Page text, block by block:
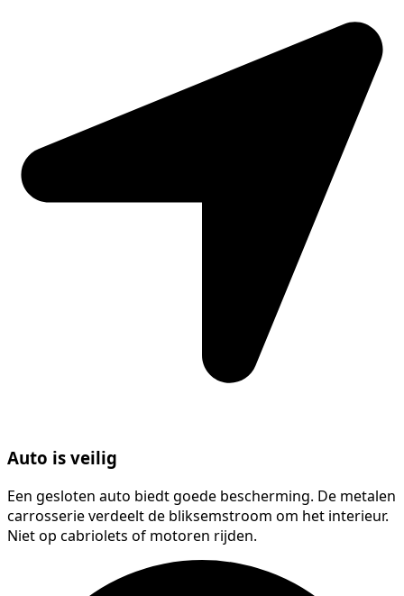
Auto is veilig
Een gesloten auto biedt goede bescherming. De metalen
carrosserie verdeelt de bliksemstroom om het interieur.
Niet op cabriolets of motoren rijden.